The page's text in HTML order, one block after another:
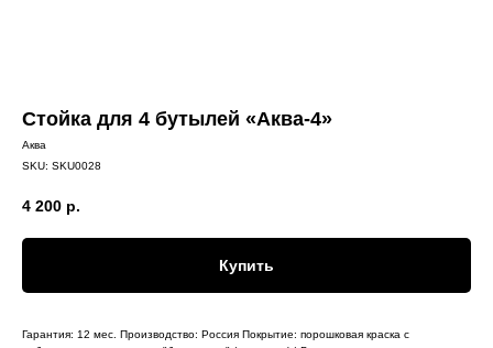
Стойка для 4 бутылей «Аква-4»
Аква
SKU: SKU0028
4 200 р.
Купить
Гарантия: 12 мес. Производство: Россия Покрытие: порошковая краска с